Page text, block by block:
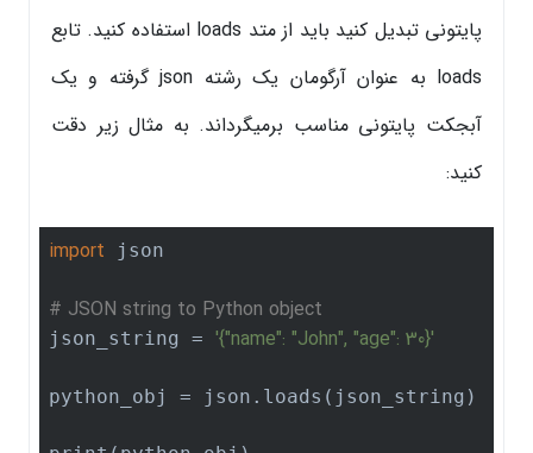
پایتونی تبدیل کنید باید از متد loads استفاده کنید. تابع
loads به عنوان آرگومان یک رشته json گرفته و یک
آبجکت پایتونی مناسب برمیگرداند. به مثال زیر دقت
کنید:
import json
# JSON string to Python object
json_string = '{"name": "John", "age": 30}'
python_obj = json.loads(json_string)